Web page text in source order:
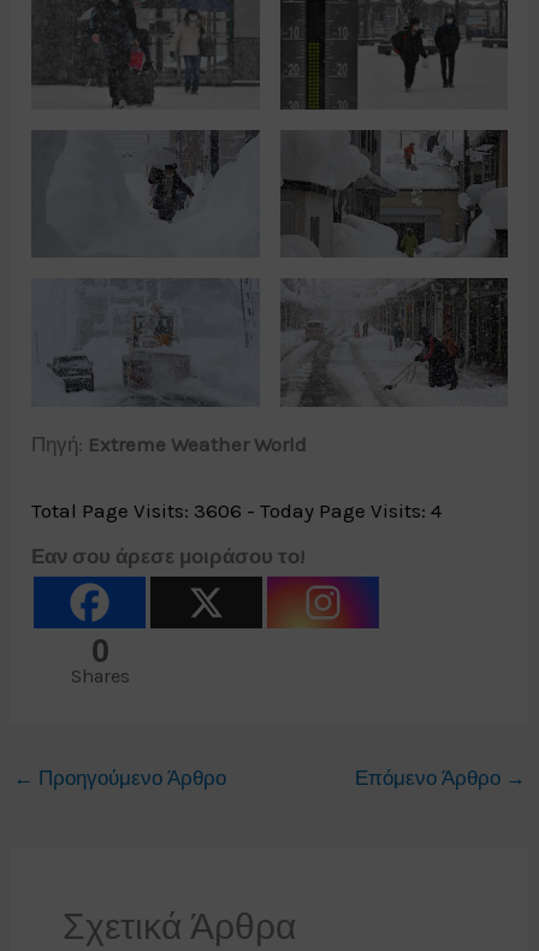
Πηγή: Extreme Weather World
Total Page Visits: 3606 - Today Page Visits: 4
Εαν σου άρεσε μοιράσου το!
0
Shares
← Προηγούμενο Άρθρο Επόμενο Άρθρο →
Σχετικά Άρθρα